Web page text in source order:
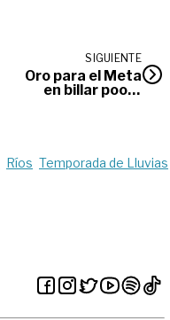
SIGUIENTE
Oro para el Meta
en billar pool y
Ríos Temporada de Lluvias